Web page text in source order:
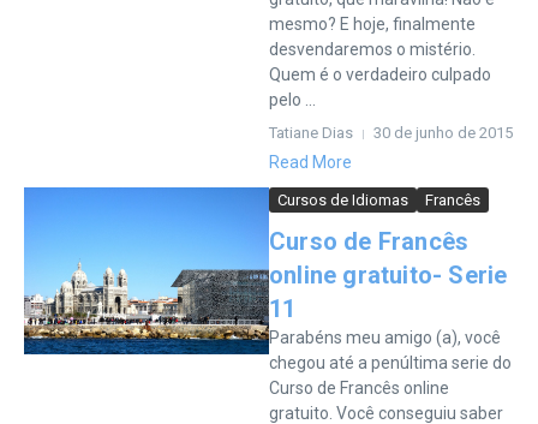
mesmo? E hoje, finalmente
desvendaremos o mistério.
Quem é o verdadeiro culpado
pelo ...
Tatiane Dias 30 de junho de 2015
Read More
Cursos de Idiomas Francês
Curso de Francês
online gratuito- Serie
11
Parabéns meu amigo (a), você
chegou até a penúltima serie do
Curso de Francês online
gratuito. Você conseguiu saber